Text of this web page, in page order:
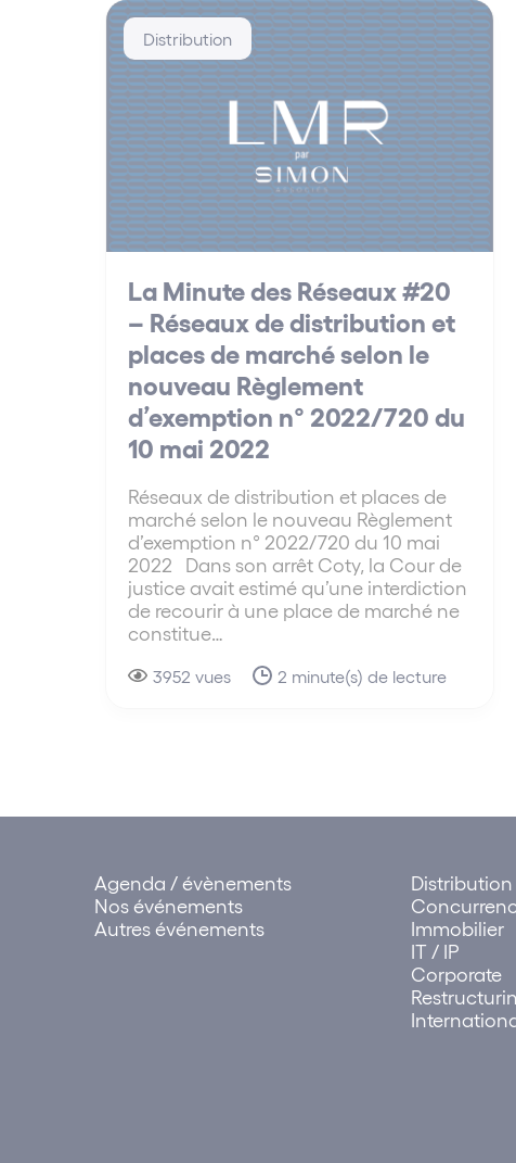
Distribution
La Minute des Réseaux #20
– Réseaux de distribution et
places de marché selon le
nouveau Règlement
d’exemption n° 2022/720 du
10 mai 2022
Réseaux de distribution et places de
marché selon le nouveau Règlement
d’exemption n° 2022/720 du 10 mai
2022 Dans son arrêt Coty, la Cour de
justice avait estimé qu’une interdiction
de recourir à une place de marché ne
constitue…
3952 vues 2 minute(s) de lecture
Agenda / évènements
Nos événements
Autres événements
Distribution
Immobilier
IT / IP
Corporate